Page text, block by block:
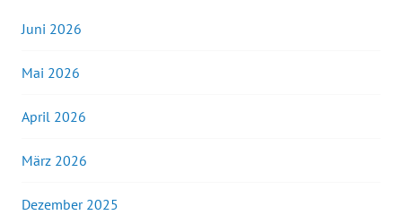
Juni 2026
Mai 2026
April 2026
März 2026
Dezember 2025